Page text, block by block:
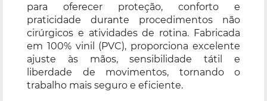
para oferecer proteção, conforto e
praticidade durante procedimentos não
cirúrgicos e atividades de rotina. Fabricada
em 100% vinil (PVC), proporciona excelente
ajuste às mãos, sensibilidade tátil e
liberdade de movimentos, tornando o
trabalho mais seguro e eficiente.